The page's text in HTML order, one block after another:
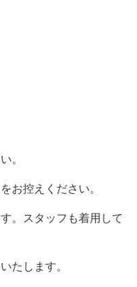
。
お控えください。
。スタッフも着用して
たします。